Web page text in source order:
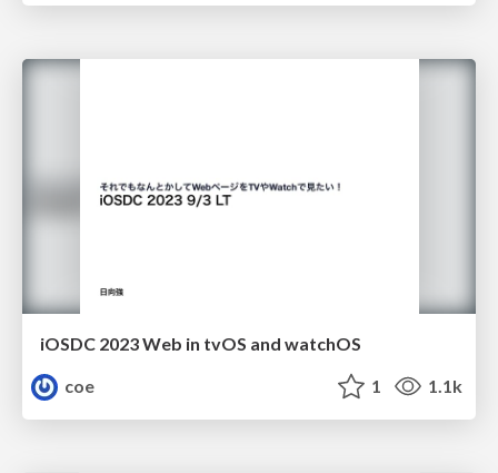
iOSDC 2023 Web in tvOS and watchOS
coe
1 1.1k